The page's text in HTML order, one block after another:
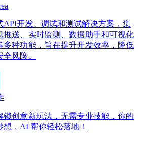
API开发、调试和测试解决方案，集
推送、实时监测、数据助手和可视化
多种功能，旨在提升开发效率，降低
风险。
锁创意新玩法，无需专业技能，你的
想，AI 帮你轻松落地！